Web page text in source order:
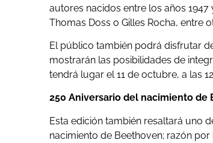
autores nacidos entre los años
Thomas Doss o Gilles Rocha, entre
El público también podrá disfrutar
mostrarán las posibilidades de
tendrá lugar el 11 de octubre, a las
250 Aniversario del nacimiento de
Esta edición también resaltará uno
nacimiento de Beethoven; razón